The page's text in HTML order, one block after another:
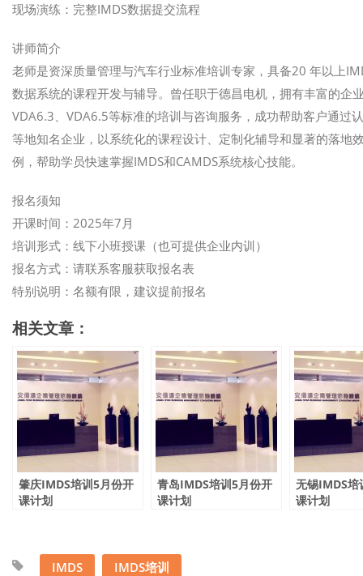
现场演练：完整IMDS数据提交流程
讲师简介
老师是资深质量管理与汽车行业标准培训专家，具备20 年以上
数据系统的课程开发与辅导。曾任职于德昌电机，拥有丰富的
VDA6.3、VDA6.5等标准的培训与咨询服务，成功帮助客户通过
等地知名企业，以系统化的课程设计、定制化辅导和显著的落地
例，帮助学员快速掌握IMDS和CAMDS系统核心技能。
报名须知
开课时间：2025年7月
培训形式：线下小班授课（也可提供企业内训）
报名方式：请联系客服获取报名表
特别说明：名额有限，建议提前报名
相关文章：
肇庆IMDS培训5月份开
课计划
青岛IMDS培训5月份开
课计划
无锡IMDS培
课计划
IMDS IMDS培训